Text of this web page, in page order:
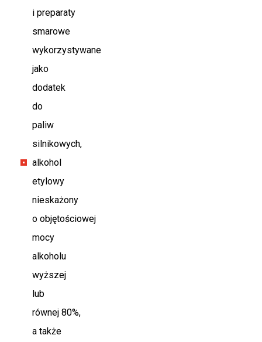
i preparaty
smarowe
wykorzystywane
jako
dodatek
do
paliw
silnikowych,
alkohol
etylowy
nieskażony
o objętościowej
mocy
alkoholu
wyższej
lub
równej 80%,
a także